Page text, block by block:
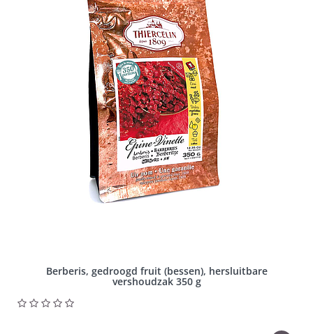
Berberis, gedroogd fruit (bessen), hersluitbare
vershoudzak 350 g